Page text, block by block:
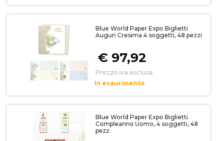
Blue World Paper Expo Biglietti
Auguri Cresima 4 soggetti, 48 pezzi
€ 97,92
Prezzo iva esclusa
In esaurimento
Blue World Paper Expo Biglietti
Compleanno Uomo, 4 soggetti, 48
pezz